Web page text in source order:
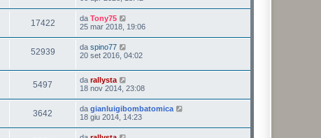
17422 da Tony75
25 mar 2018, 19:06
52939 da spino77
20 set 2016, 04:02
5497 da rallysta
18 nov 2014, 23:08
3642 da gianluigibombatomica
18 giu 2014, 14:23